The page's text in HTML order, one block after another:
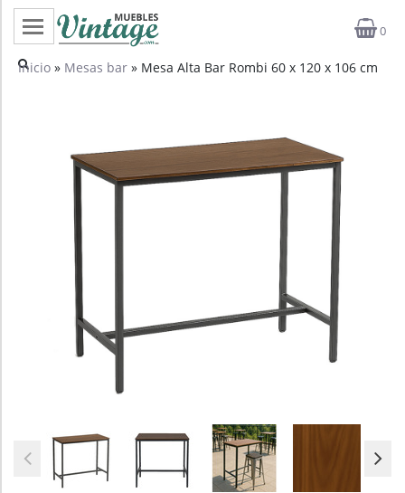
0
Categorías
Profesionales
Inicio » Mesas bar » Mesa Alta Bar Rombi 60 x 120 x 106 cm